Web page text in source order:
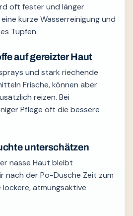
oft fester und länger
kurze Wasserreinigung und
Tupfen.
auf gereizter Haut
und stark riechende
Frische, können aber
reizen. Bei
Pflege oft die bessere
unterschätzen
nasse Haut bleibt
nach der Po-Dusche Zeit zum
atmungsaktive